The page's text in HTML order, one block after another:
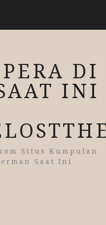
DI
INI
Situs Kumpulan
Saat Ini